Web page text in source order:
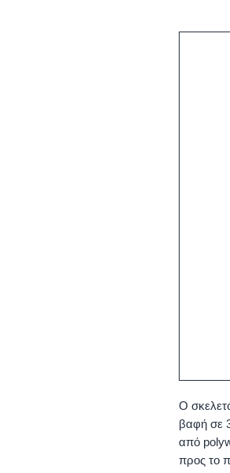
Ο
βαφή σε
από
προς το